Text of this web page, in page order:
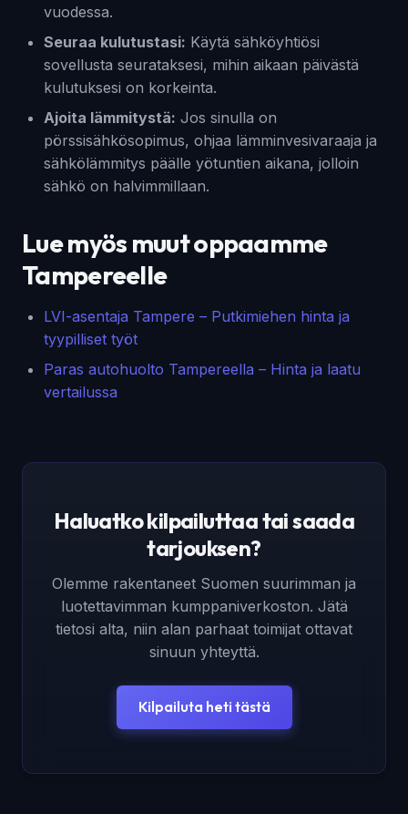
vuodessa.
Seuraa kulutustasi: Käytä sähköyhtiösi
sovellusta seurataksesi, mihin aikaan päivästä
kulutuksesi on korkeinta.
Ajoita lämmitystä: Jos sinulla on
pörssisähkösopimus, ohjaa lämminvesivaraaja ja
sähkölämmitys päälle yötuntien aikana, jolloin
sähkö on halvimmillaan.
Lue myös muut oppaamme
Tampereelle
LVI-asentaja Tampere – Putkimiehen hinta ja
tyypilliset työt
Paras autohuolto Tampereella – Hinta ja laatu
vertailussa
Haluatko kilpailuttaa tai saada
tarjouksen?
Olemme rakentaneet Suomen suurimman ja
luotettavimman kumppaniverkoston. Jätä
tietosi alta, niin alan parhaat toimijat ottavat
sinuun yhteyttä.
Kilpailuta heti tästä